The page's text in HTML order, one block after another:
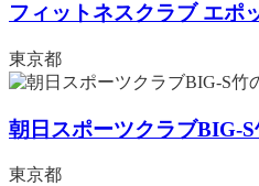
フィットネスクラブ エポ
東京都
朝日スポーツクラブBIG-
東京都